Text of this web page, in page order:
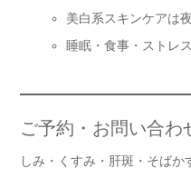
美白系スキンケアは
睡眠・食事・ストレ
ご予約・お問い合わ
しみ・くすみ・肝斑・そば